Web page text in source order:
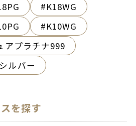
K18WG
K10WG
アプラチナ999
シルバー
を探す